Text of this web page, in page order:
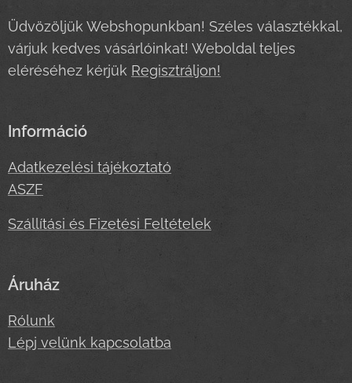
Üdvözöljük Webshopunkban! Széles választékkal,
várjuk kedves vásárlóinkat! Weboldal teljes
eléréséhez kérjük Regisztráljon!
Információ
Adatkezelési tájékoztató
ASZF
Szállítási és Fizetési Feltételek
Áruház
Rólunk
Lépj velünk kapcsolatba